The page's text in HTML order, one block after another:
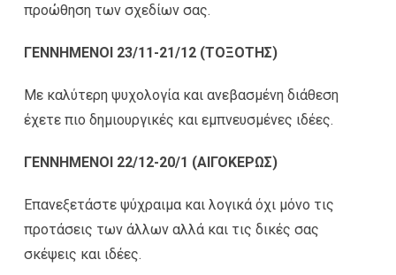
προώθηση των σχεδίων σας.
ΓΕΝΝΗΜΕΝΟΙ 23/11-21/12 (ΤΟΞΟΤΗΣ)
Με καλύτερη ψυχολογία και ανεβασμένη διάθεση
έχετε πιο δημιουργικές και εμπνευσμένες ιδέες.
ΓΕΝΝΗΜΕΝΟΙ 22/12-20/1 (ΑΙΓΟΚΕΡΩΣ)
Επανεξετάστε ψύχραιμα και λογικά όχι μόνο τις
προτάσεις των άλλων αλλά και τις δικές σας
σκέψεις και ιδέες.